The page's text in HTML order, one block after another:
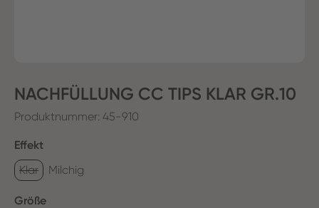
NACHFÜLLUNG CC TIPS KLAR GR.10
Produktnummer: 45-910
Effektauswählen
Klar
Milchig
Größeauswählen